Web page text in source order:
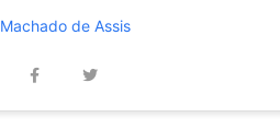
Machado de Assis